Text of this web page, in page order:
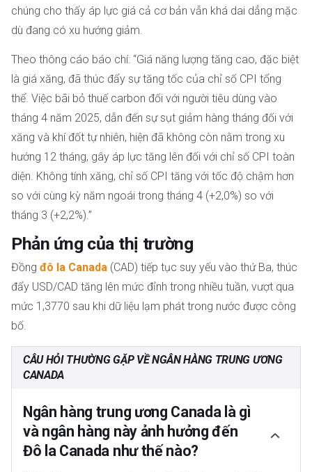
chúng cho thấy áp lực giá cả cơ bản vẫn khá dai dẳng mặc
dù đang có xu hướng giảm.
Theo thông cáo báo chí: “Giá năng lượng tăng cao, đặc biệt
là giá xăng, đã thúc đẩy sự tăng tốc của chỉ số CPI tổng
thể. Việc bãi bỏ thuế carbon đối với người tiêu dùng vào
tháng 4 năm 2025, dẫn đến sự sụt giảm hàng tháng đối với
xăng và khí đốt tự nhiên, hiện đã không còn nằm trong xu
hướng 12 tháng, gây áp lực tăng lên đối với chỉ số CPI toàn
diện. Không tính xăng, chỉ số CPI tăng với tốc độ chậm hơn
so với cùng kỳ năm ngoái trong tháng 4 (+2,0%) so với
tháng 3 (+2,2%).”
Phản ứng của thị trường
Đồng đô la Canada (CAD) tiếp tục suy yếu vào thứ Ba, thúc
đẩy USD/CAD tăng lên mức đỉnh trong nhiều tuần, vượt qua
mức 1,3770 sau khi dữ liệu lạm phát trong nước được công
bố.
CÂU HỎI THƯỜNG GẶP VỀ NGÂN HÀNG TRUNG ƯƠNG
CANADA
Ngân hàng trung ương Canada là gì
và ngân hàng này ảnh hưởng đến
Đô la Canada như thế nào?